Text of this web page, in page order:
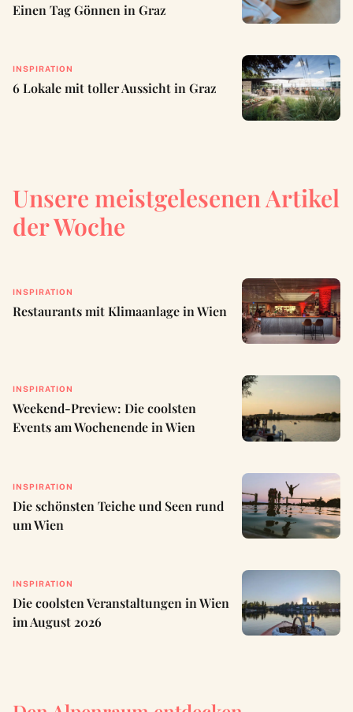
Einen Tag Gönnen in Graz
INSPIRATION
6 Lokale mit toller Aussicht in Graz
Unsere meistgelesenen Artikel
der Woche
INSPIRATION
Restaurants mit Klimaanlage in Wien
INSPIRATION
Weekend-Preview: Die coolsten
Events am Wochenende in Wien
INSPIRATION
Die schönsten Teiche und Seen rund
um Wien
INSPIRATION
Die coolsten Veranstaltungen in Wien
im August 2026